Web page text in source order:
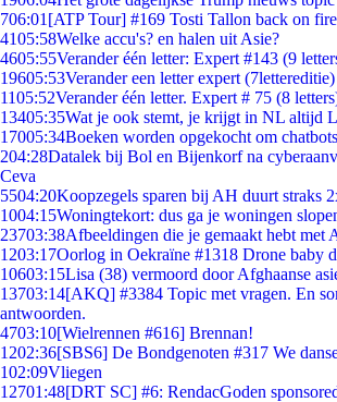
706:01 [ATP Tour] #169 Tosti Tallon back on fire
4105:58Welke accu's? en halen uit Asie?
4605:55Verander één letter: Expert #143 (9
19605:53Verander een letter expert
1105:52Verander één letter. Expert # 75 (8
13405:35Wat je ook stemt, je krijgt in NL altijd
17005:34Boeken worden opgekocht om
204:28Datalek bij Bol en Bijenkorf na
Ceva
5504:20Koopzegels sparen bij AH duurt straks
1004:15Woningtekort: dus ga je woningen
23703:38Afbeeldingen die je gemaakt hebt met
1203:17Oorlog in Oekraïne #1318 Drone baby
10603:15Lisa (38) vermoord door Afghaanse
13703:14[AKQ] #3384 Topic met vragen. En
antwoorden.
4703:10[Wielrennen #616] Brennan!
1202:36[SBS6] De Bondgenoten #317 We
102:09Vliegen
12701:48[DRT SC] #6: RendacGoden